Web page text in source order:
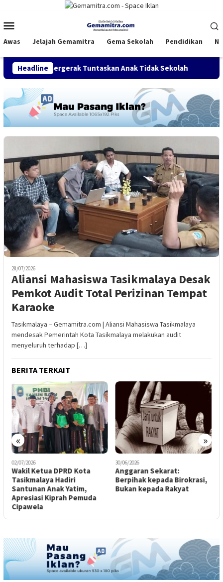
konten
Mobile
Awas Jelajah Gemamitra Gema Sekolah Pendidikan
Headline
Bergerak Tuntaskan Anak Tidak Sekolah FDI
28/07/2026
Aliansi Mahasiswa Tasikmalaya Desak
Pemkot Audit Total Perizinan Tempat
Karaoke
Tasikmalaya – Gemamitra.com | Aliansi Mahasiswa Tasikmalaya
mendesak Pemerintah Kota Tasikmalaya melakukan audit
menyeluruh terhadap […]
BERITA TERKAIT
« »
02/07/2026
Wakil Ketua DPRD Kota
Tasikmalaya Hadiri
Santunan Anak Yatim,
Apresiasi Kiprah Pemuda
Cipawela
30/06/2026
Anggaran Sekarat:
Berpihak kepada Birokrasi,
Bukan kepada Rakyat